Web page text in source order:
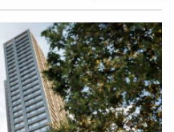
解馬祖地方基礎建設情
，受許多天然條件限制，
源與民生用品供需等，都
上，政府不能以本島角度
脈絡當中。卓榮泰強調，
央政府」，中央一定會做